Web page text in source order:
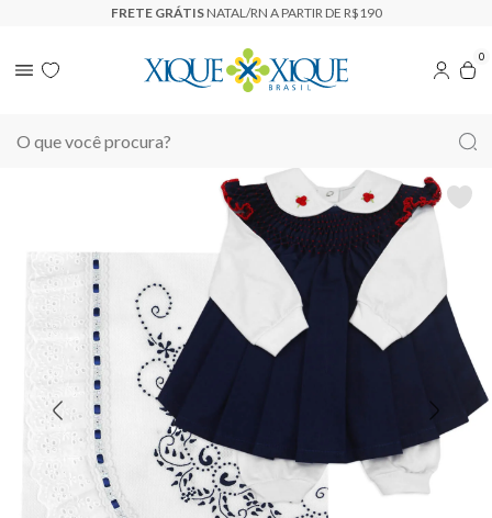
FRETE GRÁTIS NATAL/RN A PARTIR DE R$190
0